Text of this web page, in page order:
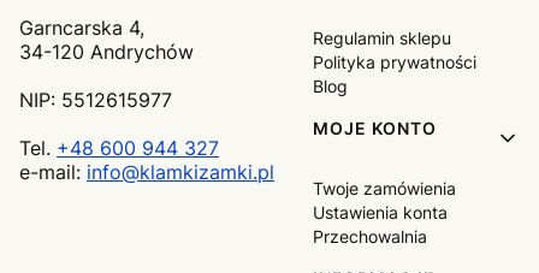
Garncarska 4,
34-120 Andrychów
NIP: 5512615977
Tel. +48 600 944 327
e-mail: info@klamkizamki.pl
Regulamin sklepu
Polityka prywatności
Blog
MOJE KONTO
Twoje zamówienia
Ustawienia konta
Przechowalnia